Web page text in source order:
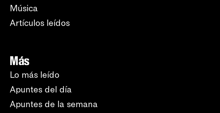
Música
Artículos leídos
Más
Lo más leído
Apuntes del día
Apuntes de la semana